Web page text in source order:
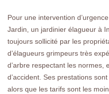
Pour une intervention
Jardin, un jardinier élagueur à
toujours sollicité par les
d’élagueurs grimpeurs très
d’arbre respectant les normes,
d’accident. Ses prestations
alors que les tarifs sont les